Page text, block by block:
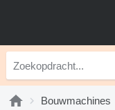
Bouwmachines